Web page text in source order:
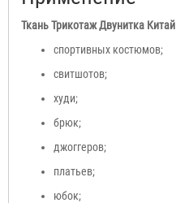
Ткань Трикотаж Двунитка Китай
спортивных костюмов;
свитшотов;
худи;
брюк;
джоггеров;
платьев;
юбок;